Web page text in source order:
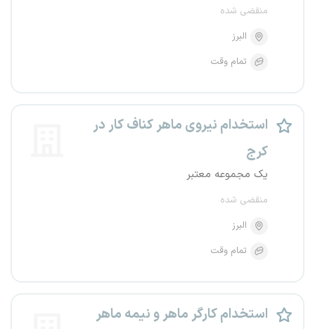
منقضی شده
البرز
تمام وقت
استخدام نیروی ماهر کناف کار در
کرج
یک مجموعه معتبر
منقضی شده
البرز
تمام وقت
استخدام کارگر ماهر و نیمه ماهر